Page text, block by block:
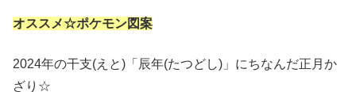
オススメ☆ポケモン図案
2024年の干支(えと)「辰年(たつどし)」にちなんだ正月か
ざり☆